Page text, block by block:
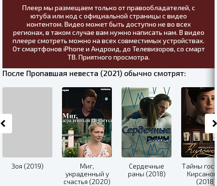
Плеер мы размещаем только от правообладателей, с
ютуба или код с официальной страницы с видео
контентом. Видео может быть доступно не во всех
регионах, в таком случае вам нужно написать нам. В видео
плеере смотреть можно на всех совместимых устройствах.
От смартфонов iPhone и Андроид, до Телевизоров, со смарт
ТВ. Приятного просмотра.
После Пропавшая невеста (2021) обычно смотрят:
Зоя (2019)
Миг,
украденный у
счастья (2020)
Сердечные
раны (2018)
Тайны
(2018)